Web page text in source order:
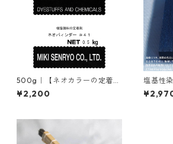
500g｜【ネオカラーの定着
剤】｜ネオバィンダー#41（樹
脂顔料の定着剤）
¥2,200
塩基性
｜100g
色系）